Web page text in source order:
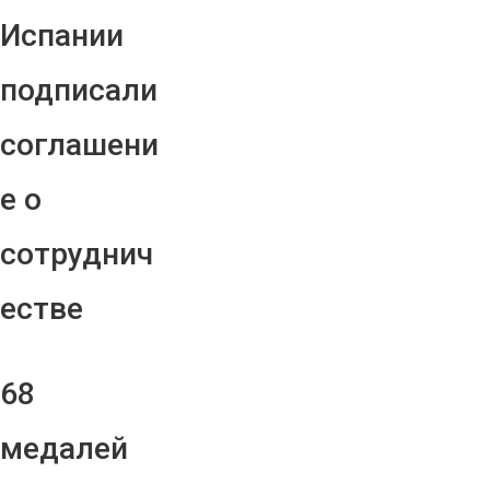
Испании
подписали
соглашени
е о
сотруднич
естве
68
медалей